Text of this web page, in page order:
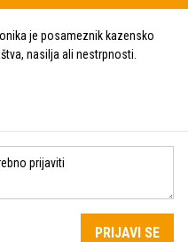
je posameznik kazensko
nasilja ali nestrpnosti.
PRIJAVI SE